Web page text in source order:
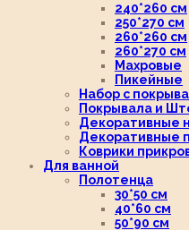
240*260 см
250*270 см
260*260 см
260*270 см
Махровые
Пикейные
Набор с
Покрывала и
Декоративные
Декоративные
Коврики
Для ванной
Полотенца
30*50 см
40*60 см
50*90 см